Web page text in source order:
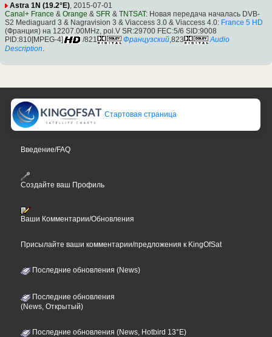
Astra 1N (19.2°E), 2015-07-01
Canal+ France & Orange & SFR & TNTSAT: Новая передача началась DVB-
S2 Mediaguard 3 & Nagravision 3 & Viaccess 3.0 & Viaccess 4.0: France 5 HD
(Франция) на 12207.00MHz, pol.V SR:29700 FEC:5/6 SID:9008
PID:810[MPEG-4]
/821 Французский,823
Audio
Description
Стартовая страница
Введение/FAQ
Создайте ваш Профиль
Ваши Комментарии/Обновления
Присылайте ваши комментарии/предложения к KingOfSat
Последние обновления (News)
Последние обновления
(News, Открытый)
Последние обновления (News, Hotbird 13°E)